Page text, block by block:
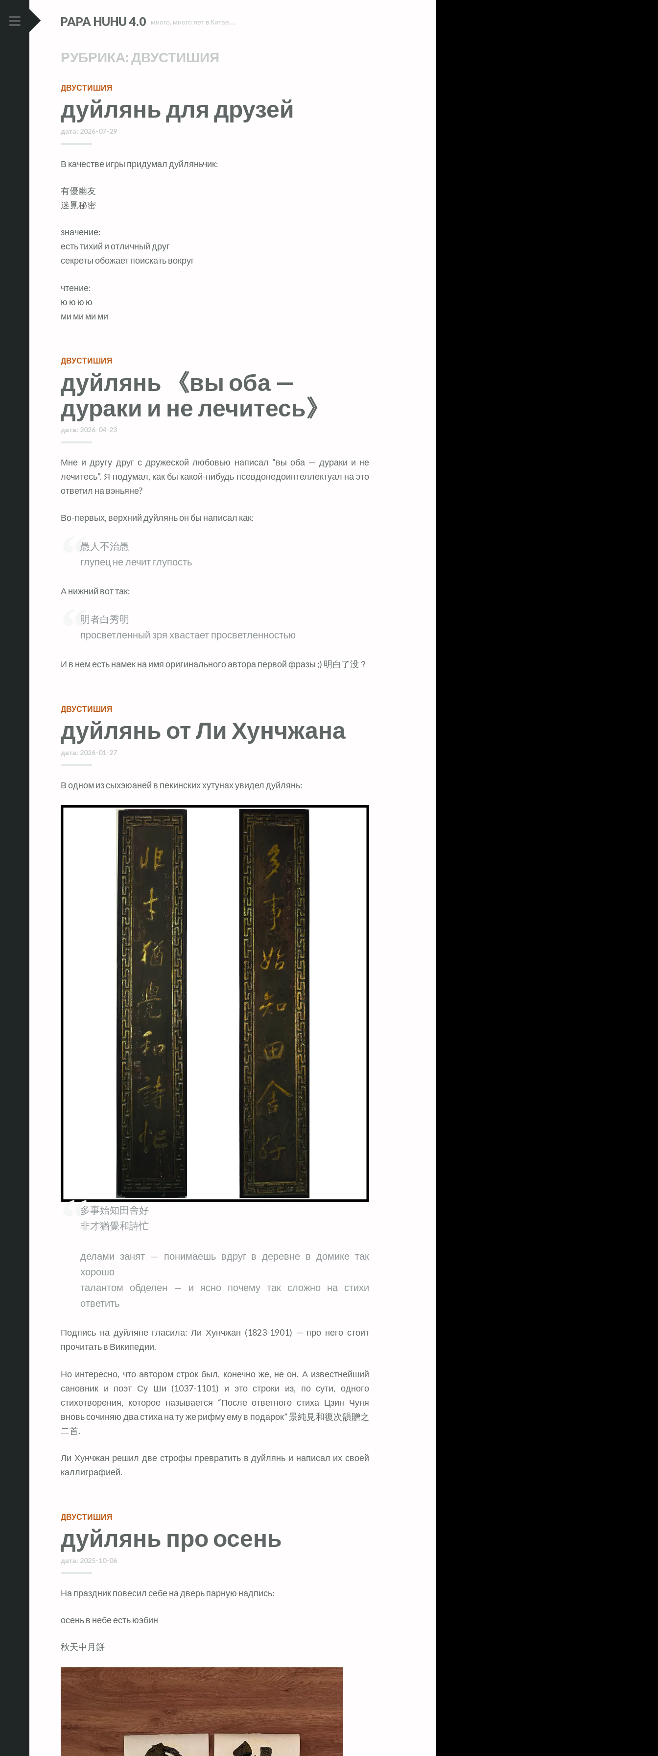
PRIMARY
PAPA HUHU 4.0 много, много лет в Китае….
РУБРИКА:ДВУСТИШИЯ
ДВУСТИШИЯ
дуйлянь для друзей
дата: 2026-07-29
В качестве игры придумал дуйляньчик:
有優幽友
迷覓秘密
значение:
есть тихий и отличный друг
секреты обожает поискать вокруг
чтение:
ю ю ю ю
ми ми ми ми
ДВУСТИШИЯ
дуйлянь 《вы оба —
дураки и не лечитесь》
дата: 2026-04-23
Мне и другу друг с дружеской любовью написал “вы оба — дураки и не
лечитесь”. Я подумал, как бы какой-нибудь псевдонедоинтеллектуал на это
ответил на вэньяне?
Во-первых, верхний дуйлянь он бы написал как:
愚人不治愚
глупец не лечит глупость
А нижний вот так:
明者白秀明
просветленный зря хвастает просветленностью
И в нем есть намек на имя оригинального автора первой фразы ;) 明白了没？
ДВУСТИШИЯ
дуйлянь от Ли Хунчжана
дата: 2026-01-27
В одном из сыхэюаней в пекинских хутунах увидел дуйлянь:
多事始知田舍好
非才猶覺和詩忙
делами занят — понимаешь вдруг в деревне в домике так
хорошо
талантом обделен — и ясно почему так сложно на стихи
ответить
Подпись на дуйляне гласила: Ли Хунчжан (1823-1901) — про него стоит
прочитать в Википедии.
Но интересно, что автором строк был, конечно же, не он. А известнейший
сановник и поэт Су Ши (1037-1101) и это строки из, по сути, одного
стихотворения, которое называется “После ответного стиха Цзин Чуня
вновь сочиняю два стиха на ту же рифму ему в подарок” 景純見和復次韻贈之
二首.
Ли Хунчжан решил две строфы превратить в дуйлянь и написал их своей
каллиграфией.
ДВУСТИШИЯ
дуйлянь про осень
дата: 2025-10-06
На праздник повесил себе на дверь парную надпись:
осень в небе есть юэбин
秋天中月餅